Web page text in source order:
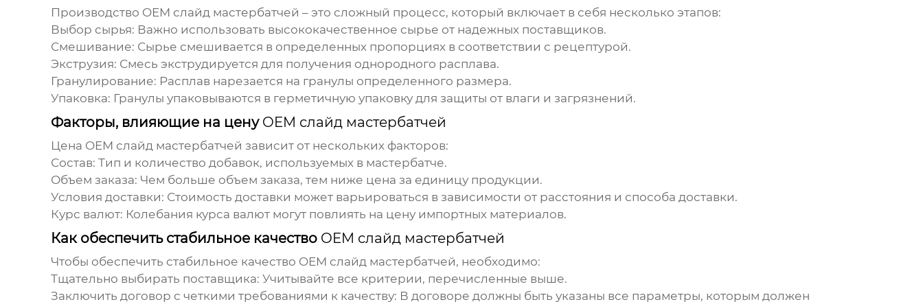
Производство OEM слайд мастербатчей – это сложный процесс, который включает в себя несколько этапов:
Выбор сырья: Важно использовать высококачественное сырье от надежных поставщиков.
Смешивание: Сырье смешивается в определенных пропорциях в соответствии с рецептурой.
Экструзия: Смесь экструдируется для получения однородного расплава.
Гранулирование: Расплав нарезается на гранулы определенного размера.
Упаковка: Гранулы упаковываются в герметичную упаковку для защиты от влаги и загрязнений.
Факторы, влияющие на цену OEM слайд мастербатчей
Цена OEM слайд мастербатчей зависит от нескольких факторов:
Состав: Тип и количество добавок, используемых в мастербатче.
Объем заказа: Чем больше объем заказа, тем ниже цена за единицу продукции.
Условия доставки: Стоимость доставки может варьироваться в зависимости от расстояния и способа доставки.
Курс валют: Колебания курса валют могут повлиять на цену импортных материалов.
Как обеспечить стабильное качество OEM слайд мастербатчей
Чтобы обеспечить стабильное качество OEM слайд мастербатчей, необходимо:
Тщательно выбирать поставщика: Учитывайте все критерии, перечисленные выше.
Заключить договор с четкими требованиями к качеству: В договоре должны быть указаны все параметры, которым должен